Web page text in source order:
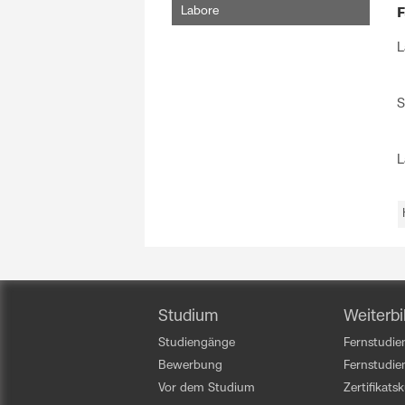
Labore
Studium
Studiengänge
Bewerbung
Vor dem Studium